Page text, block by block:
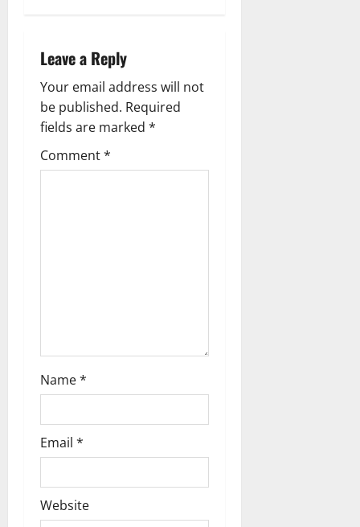
g
a
t
i
Leave a Reply
Your email address will not
be published. Required
fields are marked *
Comment*
Name*
Email *
Website